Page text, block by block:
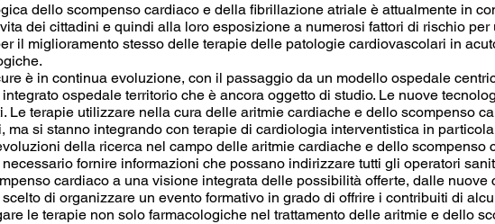
dello scompenso cardiaco e della fibrillazione atriale è attualmente in
dei cittadini e quindi alla loro esposizione a numerosi fattori di rischio
il miglioramento stesso delle terapie delle patologie cardiovascolari in
è in continua evoluzione, con il passaggio da un modello ospedale
ospedale territorio che è ancora oggetto di studio. Le nuove
Le terapie utilizzare nella cura delle aritmie cardiache e dello scompenso
ma si stanno integrando con terapie di cardiologia interventistica in
della ricerca nel campo delle aritmie cardiache e dello scompenso
fornire informazioni che possano indirizzare tutti gli operatori
cardiaco a una visione integrata delle possibilità offerte, dalle nuove
di organizzare un evento formativo in grado di offrire i contribuiti di
le terapie non solo farmacologiche nel trattamento delle aritmie e dello